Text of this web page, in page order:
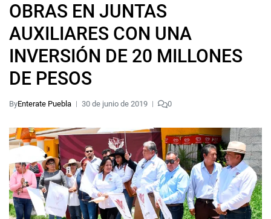
OBRAS EN JUNTAS
AUXILIARES CON UNA
INVERSIÓN DE 20 MILLONES
DE PESOS
ByEnterate Puebla 30 de junio de 2019 0